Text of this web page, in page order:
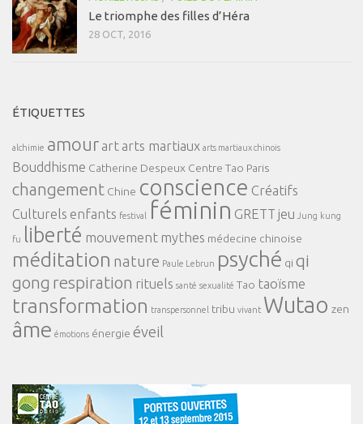
Le triomphe des filles d’Héra
28 OCT, 2016
ÉTIQUETTES
alchimie amour art arts martiaux arts martiaux chinois
Bouddhisme Catherine Despeux Centre Tao Paris
changement Chine conscience Créatifs
Culturels enfants festival féminin GRETT jeu Jung kung
fu liberté mouvement mythes médecine chinoise
méditation nature Paule Lebrun psyché qi qi
gong respiration rituels santé sexualité Tao taoïsme
transformation transpersonnel tribu vivant Wutao zen
âme émotions énergie éveil